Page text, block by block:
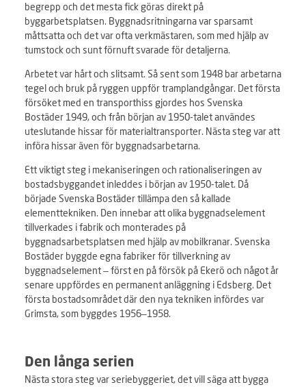
begrepp och det mesta fick göras direkt på
byggarbetsplatsen. Byggnadsritningarna var sparsamt
måttsatta och det var ofta verkmästaren, som med hjälp av
tumstock och sunt förnuft svarade för detaljerna.
Arbetet var hårt och slitsamt. Så sent som 1948 bar arbetarna
tegel och bruk på ryggen uppför tramplandgångar. Det första
försöket med en transporthiss gjordes hos Svenska
Bostäder 1949, och från början av 1950-talet användes
uteslutande hissar för materialtransporter. Nästa steg var att
införa hissar även för byggnadsarbetarna.
Ett viktigt steg i mekaniseringen och rationaliseringen av
bostadsbyggandet inleddes i början av 1950-talet. Då
började Svenska Bostäder tillämpa den så kallade
elementtekniken. Den innebar att olika byggnadselement
tillverkades i fabrik och monterades på
byggnadsarbetsplatsen med hjälp av mobilkranar. Svenska
Bostäder byggde egna fabriker för tillverkning av
byggnadselement – först en på försök på Ekerö och något år
senare uppfördes en permanent anläggning i Edsberg. Det
första bostadsområdet där den nya tekniken infördes var
Grimsta, som byggdes 1956–1958.
Den långa serien
Nästa stora steg var seriebyggeriet, det vill säga att bygga